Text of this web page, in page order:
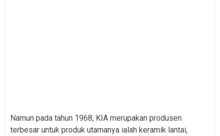
Namun pada tahun 1968, KIA merupakan produsen
terbesar untuk produk utamanya ialah keramik lantai,